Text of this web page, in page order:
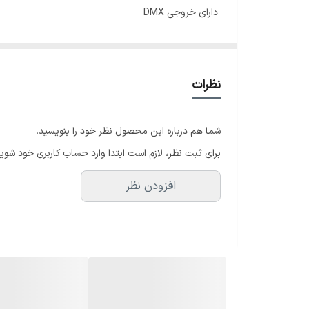
دارای خروجی DMX
و ۱۵۰۰ وات
نظرات
شما هم درباره این محصول نظر خود را بنویسید.
برای ثبت نظر، لازم است ابتدا وارد حساب کاربری خود
افزودن نظر